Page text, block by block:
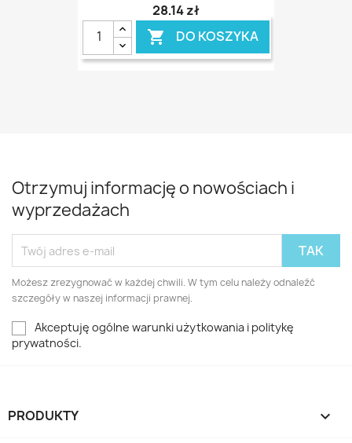
28,14 zł
 DO KOSZYKA
Otrzymuj informację o nowościach i
wyprzedażach
Możesz zrezygnować w każdej chwili. W tym celu należy odnaleźć
szczegóły w naszej informacji prawnej.
Akceptuję ogólne warunki użytkowania i politykę
prywatności.
PRODUKTY 